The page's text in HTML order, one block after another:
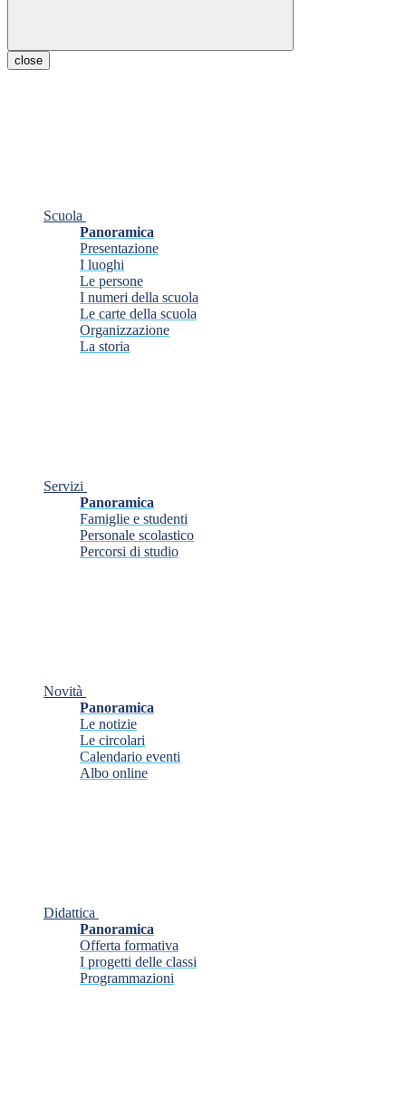
close
Scuola
Panoramica
Presentazione
I luoghi
Le persone
I numeri della scuola
Le carte della scuola
Organizzazione
La storia
Servizi
Panoramica
Famiglie e studenti
Personale scolastico
Percorsi di studio
Novità
Panoramica
Le notizie
Le circolari
Calendario eventi
Albo online
Didattica
Panoramica
Offerta formativa
I progetti delle classi
Programmazioni